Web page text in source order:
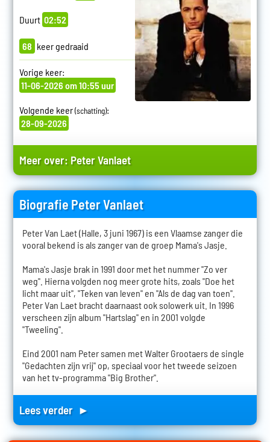
Duurt 02:52
68 keer gedraaid
Vorige keer:
11-06-2026 om 10:55 uur
Volgende keer(schatting):
28-09-2026
Meer over: Peter Vanlaet
Biografie Peter Vanlaet
Peter Van Laet (Halle, 3 juni 1967) is een Vlaamse zanger die
vooral bekend is als zanger van de groep Mama's Jasje.
Mama's Jasje brak in 1991 door met het nummer "Zo ver
weg". Hierna volgden nog meer grote hits, zoals "Doe het
licht maar uit", "Teken van leven" en "Als de dag van toen".
Peter Van Laet bracht daarnaast ook solowerk uit. In 1996
verscheen zijn album "Hartslag" en in 2001 volgde
"Tweeling".
Eind 2001 nam Peter samen met Walter Grootaers de single
"Gedachten zijn vrij" op, speciaal voor het tweede seizoen
van het tv-programma "Big Brother".
Lees verder ►